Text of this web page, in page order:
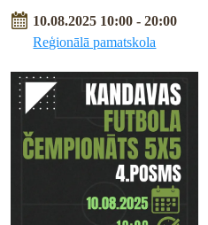
10.08.2025 10:00 - 20:00
Reģionālā pamatskola